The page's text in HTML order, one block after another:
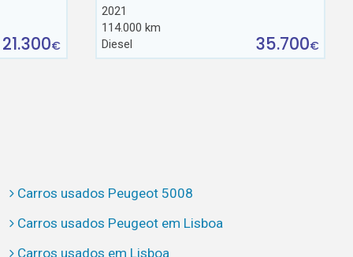
21.300€
2021
114.000 km
Diesel
35.700€
Carros usados Peugeot 5008
Carros usados Peugeot em Lisboa
Carros usados em Lisboa